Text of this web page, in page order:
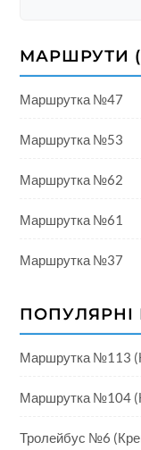
МАРШРУТИ
Маршрутка №47
Маршрутка №53
Маршрутка №62
Маршрутка №61
Маршрутка №37
Маршрутка №113
Маршрутка №104
Тролейбус №6